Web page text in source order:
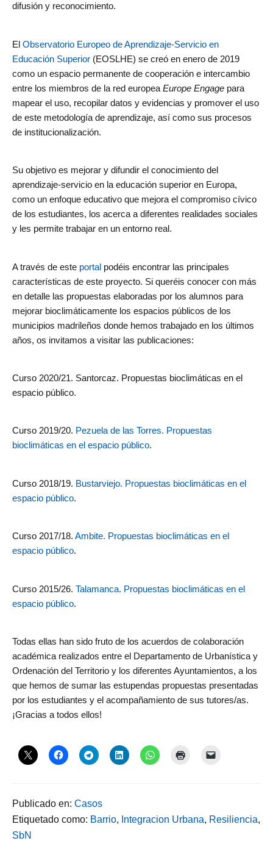
difusión y reconocimiento.
El Observatorio Europeo de Aprendizaje-Servicio en
Educación Superior (EOSLHE) se creó en enero de 2019
como un espacio permanente de cooperación e intercambio
entre los miembros de la red europea Europe Engage para
mapear el uso, recopilar datos y evidencias y promover el uso
de este metodología de aprendizaje, así como sus procesos
de institucionalización.
Su objetivo es mejorar y difundir el conocimiento del
aprendizaje-servicio en la educación superior en Europa,
como un enfoque educativo que mejora el compromiso cívico
de los estudiantes, los acerca a diferentes realidades sociales
y les permite trabajar en un entorno real.
A través de este portal podéis encontrar las principales
características de este proyecto. Si queréis conocer con más
en detalle las propuestas elaboradas por los alumnos para
mejorar bioclimáticamente los espacios públicos de los
municipios madrileños donde hemos trabajado en los últimos
años, os invitamos a visitar las publicaciones:
Curso 2020/21. Santorcaz. Propuestas bioclimáticas en el
espacio público.
Curso 2019/20. Pezuela de las Torres. Propuestas
bioclimáticas en el espacio público.
Curso 2018/19. Bustarviejo. Propuestas bioclimáticas en el
espacio público.
Curso 2017/18. Ambite. Propuestas bioclimáticas en el
espacio público.
Curso 2015/26. Talamanca. Propuestas bioclimáticas en el
espacio público.
Todas ellas han sido fruto de los acuerdos de colaboración
académica realizados entre el Departamento de Urbanística y
Ordenación del Territorio y los diferentes Ayuntamientos, a los
que hemos de sumar las estupendas propuestas presentadas
por los estudiantes y el acompañamiento de sus tutores/as.
¡Gracias a todos ellos!
Publicado en: Casos
Etiquetado como: Barrio, Integracion Urbana, Resiliencia,
SbN